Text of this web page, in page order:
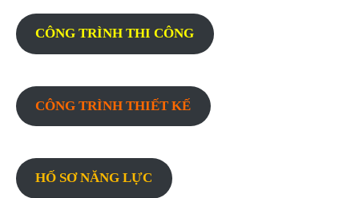
CÔNG TRÌNH THI CÔNG
CÔNG TRÌNH THIẾT KẾ
HỐ SƠ NĂNG LỰC